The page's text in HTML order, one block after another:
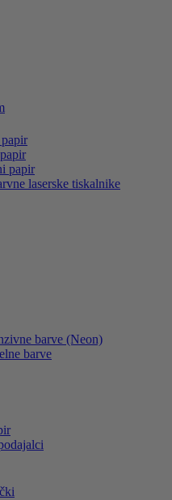
papir
laserske tiskalnike
barve (Neon)
barve